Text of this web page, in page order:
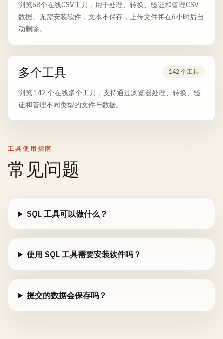
浏览68个在线CSV工具，用于处理、转换、验证和管理CSV
数据。无需安装软件，文本不保存，上传文件将在6小时后自
动删除。
多个工具 142 个工具
浏览 142 个在线多个工具，支持通过浏览器处理、转换、验
证和管理不同类型的文件与数据。
工具使用指南
常见问题
SQL 工具可以做什么？
使用 SQL 工具需要安装软件吗？
提交的数据会保存吗？